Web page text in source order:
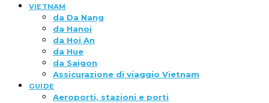
VIETNAM
da Da Nang
da Hanoi
da Hoi An
da Hue
da Saigon
Assicurazione di viaggio Vietnam
GUIDE
Aeroporti, stazioni e porti